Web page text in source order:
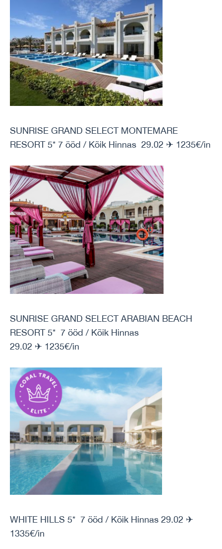
SUNRISE GRAND SELECT MONTEMARE
RESORT 5* 7 ööd / Kõik Hinnas 29.02 ✈ 1235€/in
SUNRISE GRAND SELECT ARABIAN BEACH
RESORT 5* 7 ööd / Kõik Hinnas
29.02 ✈ 1235€/in
WHITE HILLS 5* 7 ööd / Kõik Hinnas 29.02 ✈
1335€/in